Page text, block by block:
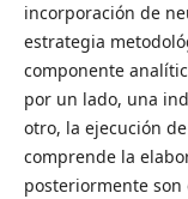
incorporación de
estrategia
componente
por un lado, una
otro, la ejecución
comprende la
posteriormente